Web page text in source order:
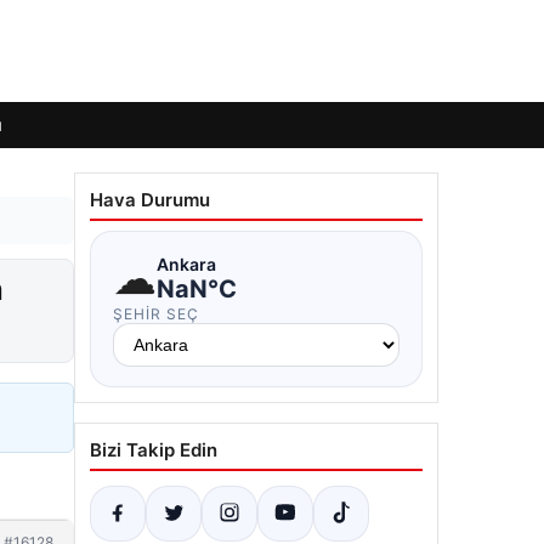
Hava Durumu
☁Ankara
NaN°C
ŞEHIR SEÇ
Bizi Takip Edin